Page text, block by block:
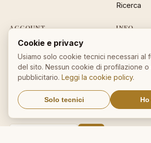
Ricerca
ACCOUNT
Accedi
Registrati
Password dimenticata
INFO
Privacy
Cookie
Sitemap
NEWSLETTER
Un aforisma nella tua email
Cookie e privacy
Usiamo solo cookie tecnici necessari al
del sito. Nessun cookie di profilazione
pubblicitario.Leggi la cookie policy.
Solo tecnici